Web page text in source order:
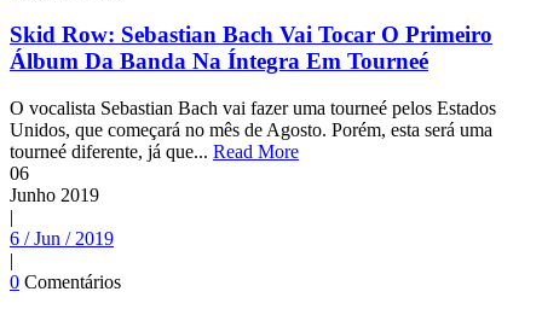
Skid Row: Sebastian Bach Vai Tocar O Primeiro
Álbum Da Banda Na Íntegra Em Tourneé
O vocalista Sebastian Bach vai fazer uma tourneé pelos Estados
Unidos, que começará no mês de Agosto. Porém, esta será uma
tourneé diferente, já que... Read More
06
Junho 2019
|
6 / Jun / 2019
|
0 Comentários